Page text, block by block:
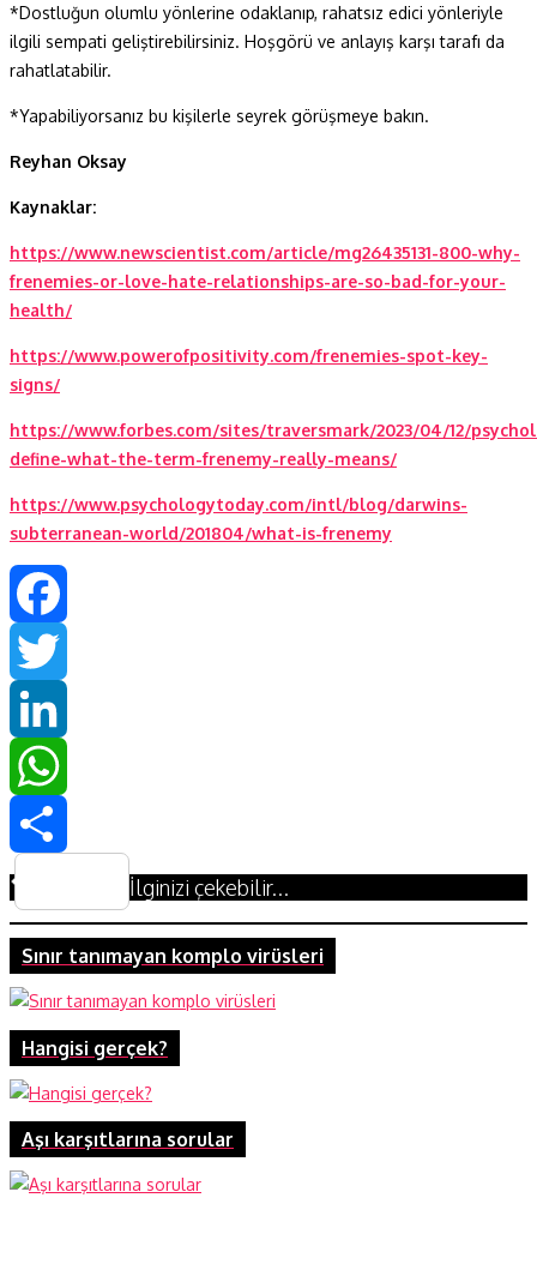
*Dostluğun olumlu yönlerine odaklanıp, rahatsız edici yönleriyle
ilgili sempati geliştirebilirsiniz. Hoşgörü ve anlayış karşı tarafı da
rahatlatabilir.
*Yapabiliyorsanız bu kişilerle seyrek görüşmeye bakın.
Reyhan Oksay
Kaynaklar:
https://www.newscientist.com/article/mg26435131-800-why-
frenemies-or-love-hate-relationships-are-so-bad-for-your-
health/
https://www.powerofpositivity.com/frenemies-spot-key-
signs/
https://www.forbes.com/sites/traversmark/2023/04/12/
define-what-the-term-frenemy-really-means/
https://www.psychologytoday.com/intl/blog/darwins-
subterranean-world/201804/what-is-frenemy
Facebook
Twitter
LinkedIn
WhatsApp
Share
İlginizi çekebilir...
Sınır tanımayan komplo virüsleri
Hangisi gerçek?
Aşı karşıtlarına sorular